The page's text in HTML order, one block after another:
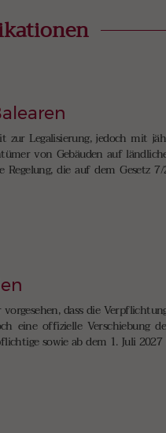
zur Legalisierung, jedoch mit
von Gebäuden auf
die auf dem Gesetz
dass die
eine offizielle Verschiebung
sowie ab dem 1. Juli 2027